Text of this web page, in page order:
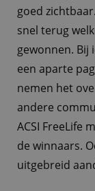
goed
snel terug
gewonnen. Bij
een aparte
nemen het
andere
ACSI FreeLife
de winnaars.
uitgebreid